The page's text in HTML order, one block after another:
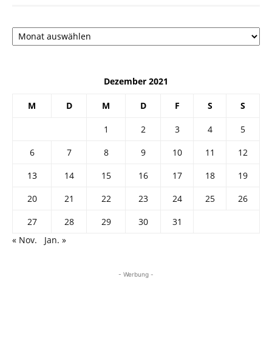
Архив
Dezember 2021
M D M D F S S
1 2 3 4
5
6
7 8 9 10 11
12
13
14 15 16 17 18
19
20
21 22 23 24 25
26
27
28 29 30
31
« Nov.
Jan. »
- Werbung -